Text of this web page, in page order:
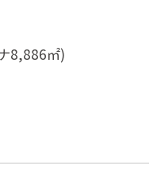
8,886㎡)